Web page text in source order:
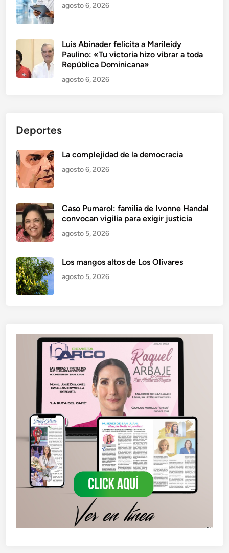
agosto 6, 2026
Luis Abinader felicita a Marileidy
Paulino: «Tu victoria hizo vibrar a toda
República Dominicana»
agosto 6, 2026
Deportes
La complejidad de la democracia
agosto 6, 2026
Caso Pumarol: familia de Ivonne Handal
convocan vigilia para exigir justicia
agosto 5, 2026
Los mangos altos de Los Olivares
agosto 5, 2026